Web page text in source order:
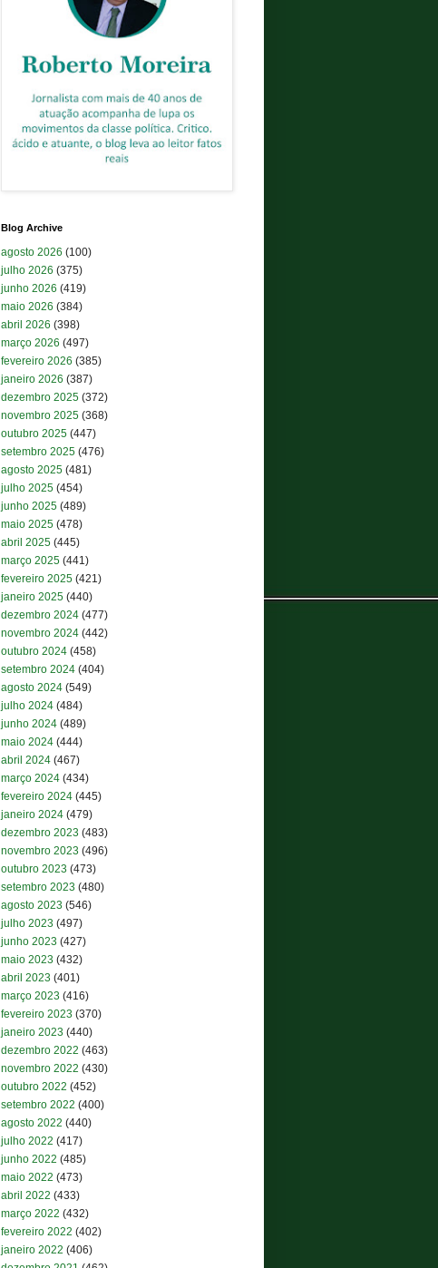
Blog Archive
agosto 2026 (100)
julho 2026 (375)
junho 2026 (419)
maio 2026 (384)
abril 2026 (398)
março 2026 (497)
fevereiro 2026 (385)
janeiro 2026 (387)
dezembro 2025 (372)
novembro 2025 (368)
outubro 2025 (447)
setembro 2025 (476)
agosto 2025 (481)
julho 2025 (454)
junho 2025 (489)
maio 2025 (478)
abril 2025 (445)
março 2025 (441)
fevereiro 2025 (421)
janeiro 2025 (440)
dezembro 2024 (477)
novembro 2024 (442)
outubro 2024 (458)
setembro 2024 (404)
agosto 2024 (549)
julho 2024 (484)
junho 2024 (489)
maio 2024 (444)
abril 2024 (467)
março 2024 (434)
fevereiro 2024 (445)
janeiro 2024 (479)
dezembro 2023 (483)
novembro 2023 (496)
outubro 2023 (473)
setembro 2023 (480)
agosto 2023 (546)
julho 2023 (497)
junho 2023 (427)
maio 2023 (432)
abril 2023 (401)
março 2023 (416)
fevereiro 2023 (370)
janeiro 2023 (440)
dezembro 2022 (463)
novembro 2022 (430)
outubro 2022 (452)
setembro 2022 (400)
agosto 2022 (440)
julho 2022 (417)
junho 2022 (485)
maio 2022 (473)
abril 2022 (433)
março 2022 (432)
fevereiro 2022 (402)
janeiro 2022 (406)